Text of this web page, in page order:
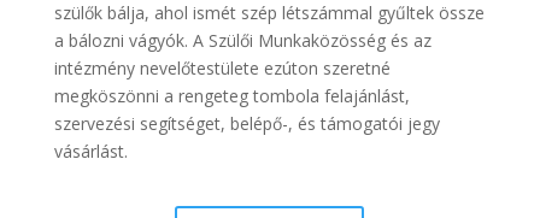
szülők bálja, ahol ismét szép létszámmal gyűltek össze
a bálozni vágyók. A Szülői Munkaközösség és az
intézmény nevelőtestülete ezúton szeretné
megköszönni a rengeteg tombola felajánlást,
szervezési segítséget, belépő-, és támogatói jegy
vásárlást.